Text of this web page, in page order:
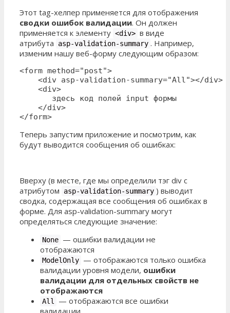
Этот tag-хелпер применяется для отображения
сводки ошибок валидации. Он должен
применяется к элементу <div> в виде
атрибута
asp-validation-summary . Например,
изменим нашу веб-форму следующим образом:
<form method="post">
    <div asp-validation-summary="All"></div>
    <div>
       здесь код полей input формы
    </div>
</form>
Теперь запустим приложение и посмотрим, как
будут выводится сообщения об ошибках:
Вверху (в месте, где мы определили тэг div с
атрибутом
asp-validation-summary ) выводит
сводка, содержащая все сообщения об ошибках в
форме. Для asp-validation-summary могут
определяться следующие значение:
None — ошибки валидации не
отображаются
ModelOnly — отображаются только ошибка
валидации уровня модели, ошибки
валидации для отдельных свойств не
отображаются
All — отображаются все ошибки
валидации